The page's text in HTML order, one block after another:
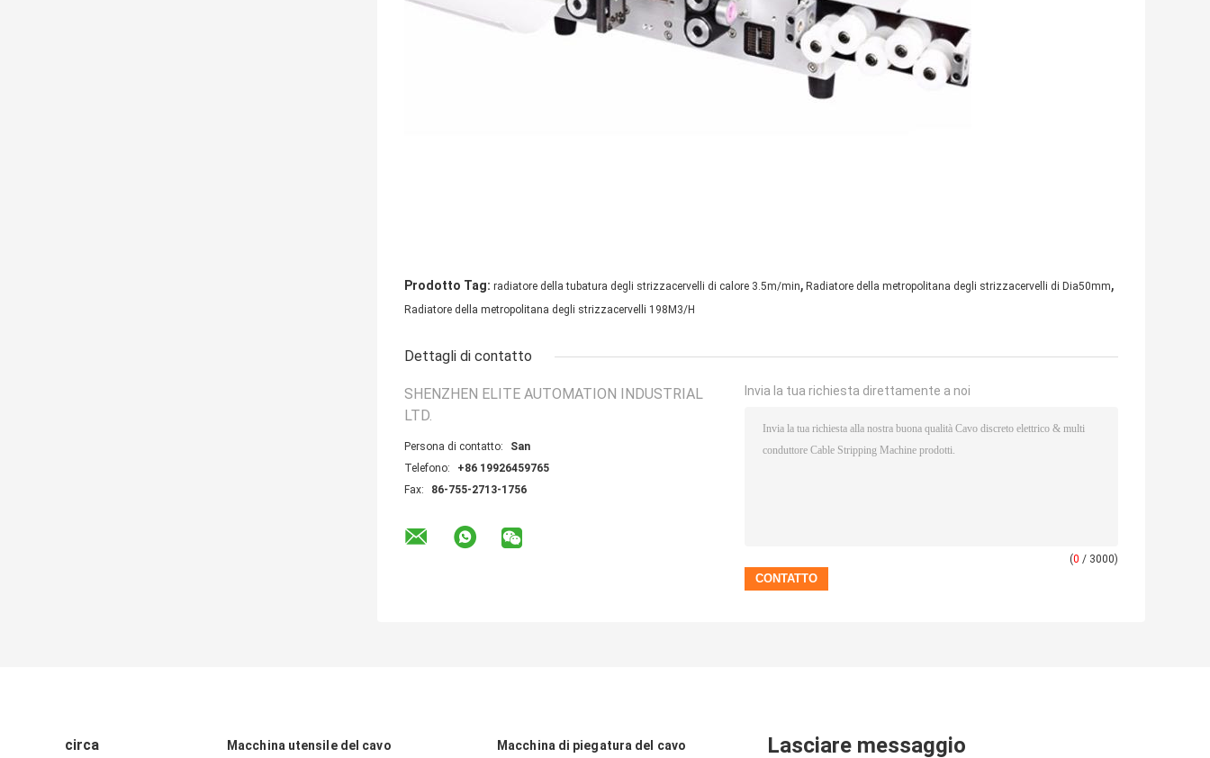
Prodotto Tag: radiatore della tubatura degli strizzacervelli di calore 3.5m/min, Radiatore della metropolitana degli strizzacervelli di Dia50mm,
Radiatore della metropolitana degli strizzacervelli 198M3/H
Dettagli di contatto
SHENZHEN ELITE AUTOMATION INDUSTRIAL
LTD.
Persona di contatto:
San
Telefono:
+86 19926459765
Fax:
86-755-2713-1756
Invia la tua richiesta direttamente a noi
(0 / 3000)
circa Macchina utensile del cavo Macchina di piegatura del cavo Lasciare messaggio